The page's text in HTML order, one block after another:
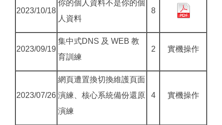
2023/10/18
你的個人資料不是你的個
人資料
8
2023/09/19
集中式DNS 及 WEB 教
育訓練
2 實機操作
2023/07/26
網頁遭置換切換維護頁面
演練、核心系統備份還原
演練
4 實機操作